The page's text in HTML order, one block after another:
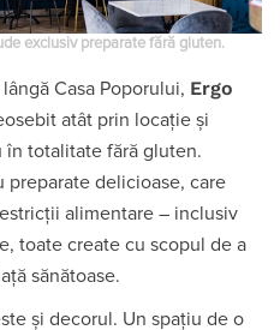
exclusiv preparate fără gluten.
Casa Poporului, Ergo
atât prin locație și
în totalitate fără gluten.
preparate delicioase, care
alimentare – inclusiv
toate create cu scopul de a
sănătoase.
și decorul. Un spațiu de o